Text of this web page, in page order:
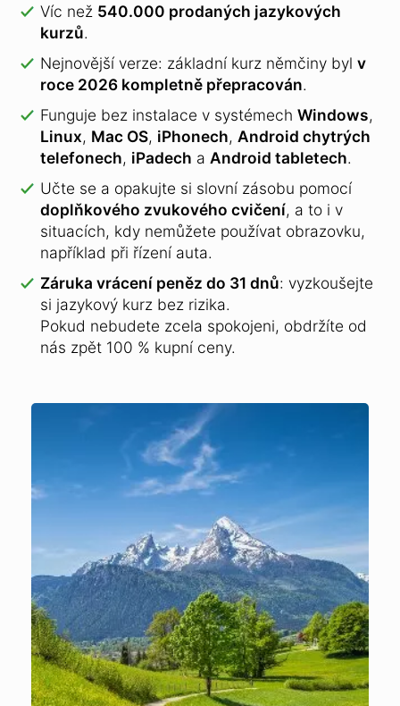
Víc než 540.000 prodaných jazykových
kurzů.
Nejnovější verze: základní kurz němčiny byl v
roce 2026 kompletně přepracován.
Funguje bez instalace v systémech Windows,
Linux, Mac OS, iPhonech, Android chytrých
telefonech, iPadech a Android tabletech.
Učte se a opakujte si slovní zásobu pomocí
doplňkového zvukového cvičení, a to i v
situacích, kdy nemůžete používat obrazovku,
například při řízení auta.
Záruka vrácení peněz do 31 dnů: vyzkoušejte
si jazykový kurz bez rizika.
Pokud nebudete zcela spokojeni, obdržíte od
nás zpět 100 % kupní ceny.